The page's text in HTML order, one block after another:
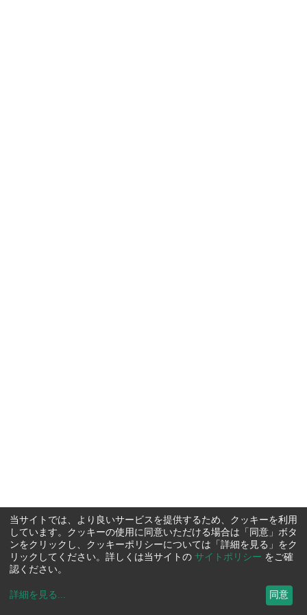
当サイトでは、より良いサービスを提供するため、クッキーを利用
しています。クッキーの使用に同意いただける場合は「同意」ボタ
ンをクリックし、クッキーポリシーについては「詳細を見る」をク
リックしてください。詳しくは当サイトの サイトポリシー をご確
認ください。
詳細を見る ... 同意